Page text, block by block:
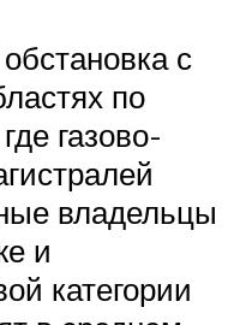
с
по
газово-
владельцы
и
категории